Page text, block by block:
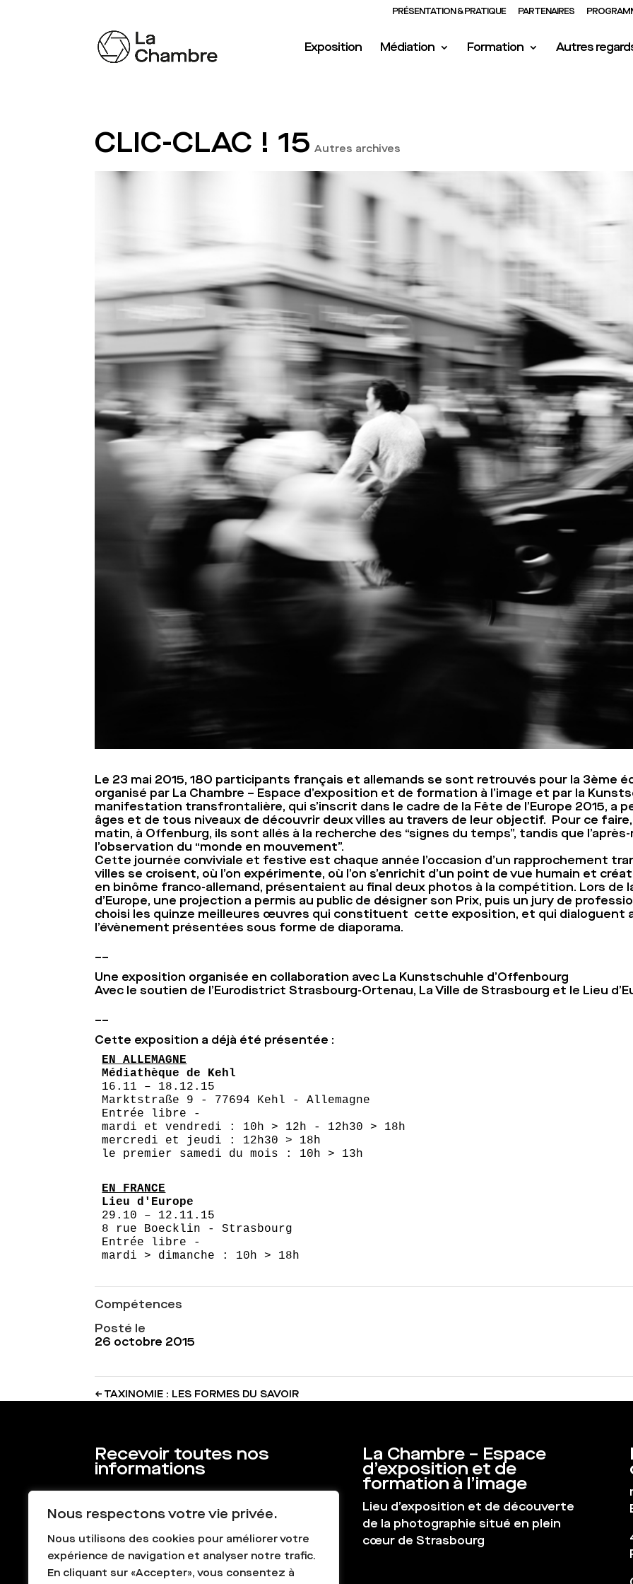
Nous respectons votre vie privée.
Nous utilisons des cookies pour améliorer votre
expérience de navigation et analyser notre trafic.
En cliquant sur «Accepter», vous consentez à
PRÉSENTATION & PRATIQUE PARTENAIRES
Exposition Médiation Formation Autres
CLIC-CLAC ! 15 Autres archives
Le 23 mai 2015, 180 participants français et allemands se sont retrouvés pour la 3ème
organisé par La Chambre – Espace d’exposition et de formation à l’image et par la
manifestation transfrontalière, qui s’inscrit dans le cadre de la Fête de l’Europe 2015, a
âges et de tous niveaux de découvrir deux villes au travers de leur objectif. Pour ce
matin, à Offenburg, ils sont allés à la recherche des “signes du temps”, tandis que
l’observation du “monde en mouvement”.
Cette journée conviviale et festive est chaque année l’occasion d’un rapprochement
villes se croisent, où l’on expérimente, où l’on s’enrichit d’un point de vue humain et
en binôme franco-allemand, présentaient au final deux photos à la compétition. Lors de
d’Europe, une projection a permis au public de désigner son Prix, puis un jury de
choisi les quinze meilleures œuvres qui constituent cette exposition, et qui dialoguent
l’évènement présentées sous forme de diaporama.
Une exposition organisée en collaboration avec La Kunstschuhle d’Offenbourg
Avec le soutien de l’Eurodistrict Strasbourg-Ortenau, La Ville de Strasbourg et le Lieu
Cette exposition a déjà été présentée :
EN ALLEMAGNE
16.11 – 18.12.15
Marktstraße 9 - 77694 Kehl - Allemagne
Entrée libre -
mardi et vendredi : 10h > 12h - 12h30 > 18h
mercredi et jeudi : 12h30 > 18h
le premier samedi du mois : 10h > 13h
EN FRANCE
29.10 – 12.11.15
8 rue Boecklin - Strasbourg
Entrée libre -
mardi > dimanche : 10h > 18h
Compétences
Posté le
26 octobre 2015
← TAXINOMIE : LES FORMES DU SAVOIR
Recevoir toutes nos
informations
La Chambre – Espace
d’exposition et de
formation à l’image
Lieu d’exposition et de découverte
de la photographie situé en plein
cœur de Strasbourg